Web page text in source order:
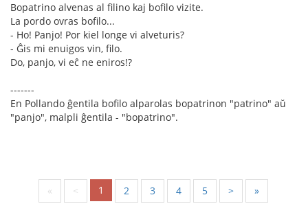
Bopatrino alvenas al filino kaj bofilo vizite.
La pordo ovras bofilo...
- Ho! Panjo! Por kiel longe vi alveturis?
- Ĝis mi enuigos vin, filo.
Do, panjo, vi eĉ ne eniros!?
-------
En Pollando ĝentila bofilo alparolas bopatrinon "patrino" aŭ
"panjo", malpli ĝentila - "bopatrino".
« < 1 2 3 4 5 > »